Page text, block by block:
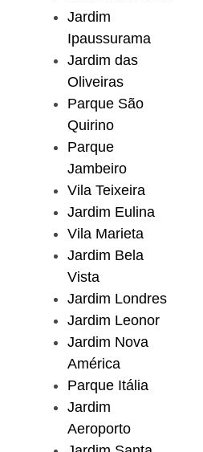
Jardim
Ipaussurama
Jardim das
Oliveiras
Parque São
Quirino
Parque
Jambeiro
Vila Teixeira
Jardim Eulina
Vila Marieta
Jardim Bela
Vista
Jardim Londres
Jardim Leonor
Jardim Nova
América
Parque Itália
Jardim
Aeroporto